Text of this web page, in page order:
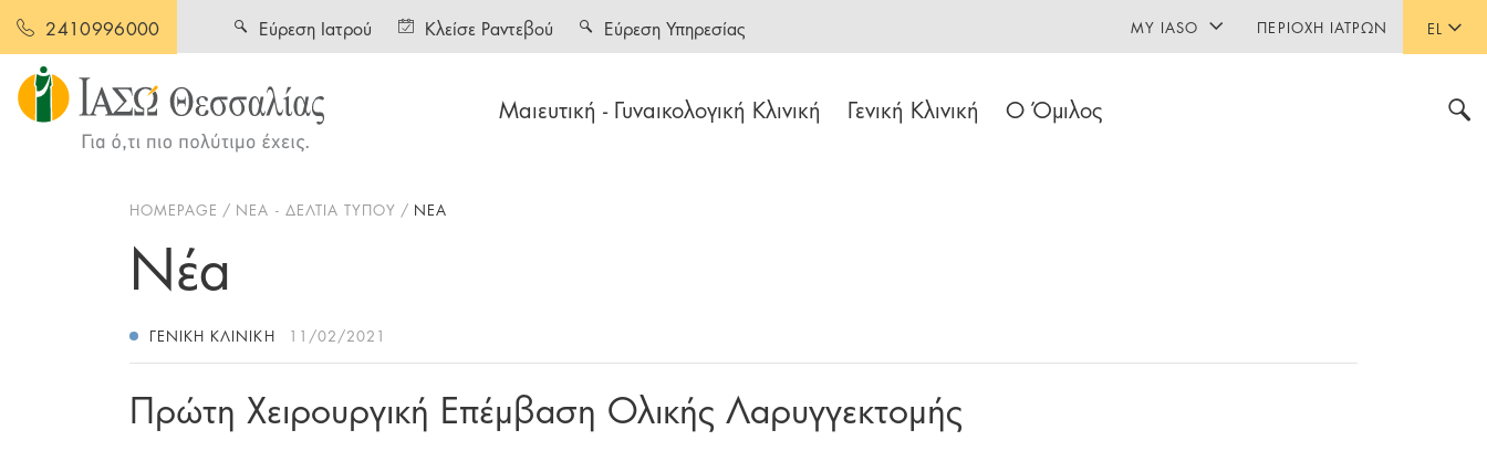
2410996000 EL
Μαιευτική - Γυναικολογική Κλινική Γενική Κλινική Ο Όμιλος
Εύρεση Ιατρού Κλείσε Ραντεβού Εύρεση Υπηρεσίας MY IASO ΠΕΡΙΟΧΉ ΙΑΤΡΏΝ
HOMEPAGE ΝΕΑ - ΔΕΛΤΙΑ ΤΥΠΟΥ ΝΕΑ
Νέα
ΓΕΝΙΚΉ ΚΛΙΝΙΚΉ 11/02/2021
Πρώτη Χειρουργική Επέμβαση Ολικής Λαρυγγεκτομής